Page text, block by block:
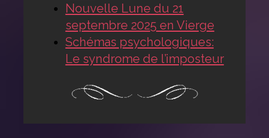
Nouvelle Lune du 21
septembre 2025 en Vierge
Schémas psychologiques:
Le syndrome de l’imposteur